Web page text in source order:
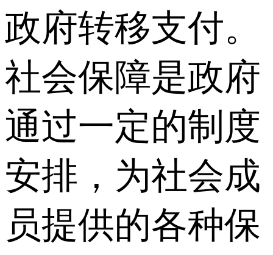
政府转移支付。
社会保障是政府
通过一定的制度
安排，为社会成
员提供的各种保